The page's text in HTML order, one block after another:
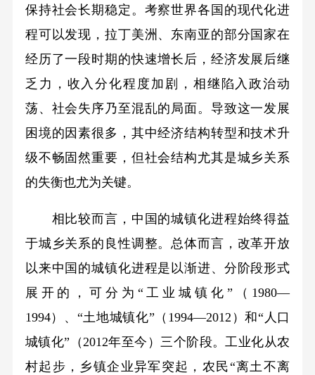
保持社会长期稳定。考察世界各国的现代化进
程可以发现，拉丁美洲、东南亚的部分国家在
经历了一段时期的快速增长后，经济发展后继
乏力，收入分化程度加剧，相继陷入政治动
荡、社会失序乃至混乱的局面。导致这一发展
困境的因素很多，其中经济结构转型和技术升
级不畅固然重要，但社会结构尤其是城乡关系
的失衡也尤为关键。
相比较而言，中国的城镇化进程始终得益
于城乡关系的良性调整。总体而言，改革开放
以来中国的城镇化进程是以渐进、分阶段形式
展开的，可分为“工业城镇化”（1980—
1994）、“土地城镇化”（1994—2012）和“人口
城镇化”（2012年至今）三个阶段。工业化从农
村起步，乡镇企业异军突起，农民“离土不离